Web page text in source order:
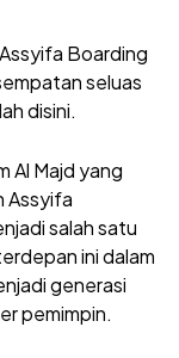
Boarding
seluas
disini.
Al Majd yang
Assyifa
salah satu
ini dalam
generasi
pemimpin.